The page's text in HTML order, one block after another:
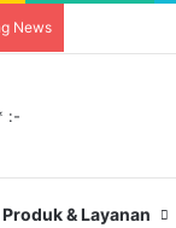
News
Produk & Layanan